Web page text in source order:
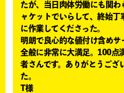
たが、当日肉体労働にも関わ
ャケットでいらして、終始丁
に作業してくださった。
明朗で良心的な値付け含めサ
全般に非常に大満足。100点
者さんです。ありがとうござ
た。
T様